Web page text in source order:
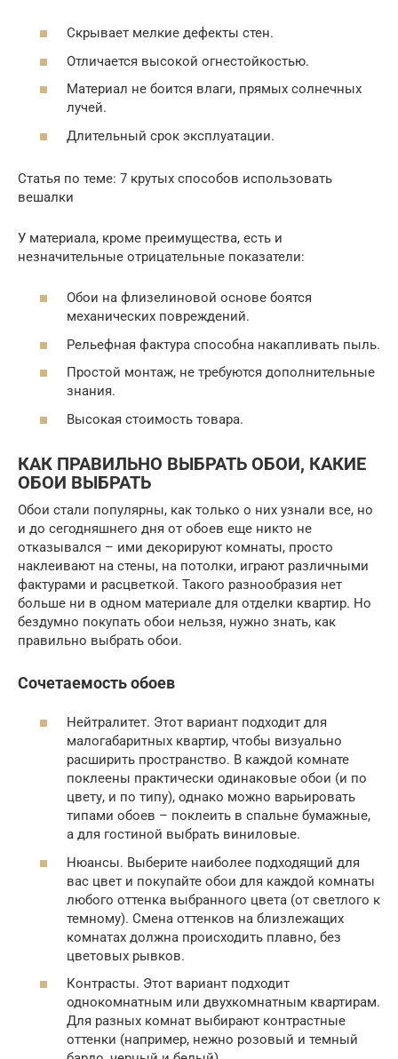
Скрывает мелкие дефекты стен.
Отличается высокой огнестойкостью.
Материал не боится влаги, прямых солнечных
лучей.
Длительный срок эксплуатации.
Статья по теме: 7 крутых способов использовать
вешалки
У материала, кроме преимущества, есть и
незначительные отрицательные показатели:
Обои на флизелиновой основе боятся
механических повреждений.
Рельефная фактура способна накапливать пыль.
Простой монтаж, не требуются дополнительные
знания.
Высокая стоимость товара.
КАК ПРАВИЛЬНО ВЫБРАТЬ ОБОИ, КАКИЕ
ОБОИ ВЫБРАТЬ
Обои стали популярны, как только о них узнали все, но
и до сегодняшнего дня от обоев еще никто не
отказывался – ими декорируют комнаты, просто
наклеивают на стены, на потолки, играют различными
фактурами и расцветкой. Такого разнообразия нет
больше ни в одном материале для отделки квартир. Но
бездумно покупать обои нельзя, нужно знать, как
правильно выбрать обои.
Сочетаемость обоев
Нейтралитет. Этот вариант подходит для
малогабаритных квартир, чтобы визуально
расширить пространство. В каждой комнате
поклеены практически одинаковые обои (и по
цвету, и по типу), однако можно варьировать
типами обоев – поклеить в спальне бумажные,
а для гостиной выбрать виниловые.
Нюансы. Выберите наиболее подходящий для
вас цвет и покупайте обои для каждой комнаты
любого оттенка выбранного цвета (от светлого к
темному). Смена оттенков на близлежащих
комнатах должна происходить плавно, без
цветовых рывков.
Контрасты. Этот вариант подходит
однокомнатным или двухкомнатным квартирам.
Для разных комнат выбирают контрастные
оттенки (например, нежно розовый и темный